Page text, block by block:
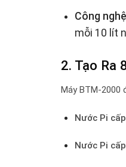
Công
mỗi 10 lít
2. Tạo Ra
Máy BTM-2000
Nước Pi
Nước Pi